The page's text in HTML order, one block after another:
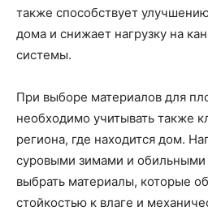
также способствует
дома и снижает нагрузку на
системы.
При выборе материалов для
необходимо учитывать также
региона, где находится дом.
суровыми зимами и
выбрать материалы, которые
стойкостью к влаге и